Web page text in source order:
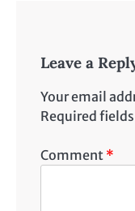
Leave a
Your email
Required
Comment *